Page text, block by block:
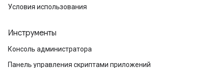
Условия использования
Инструменты
Консоль администратора
Панель управления скриптами приложений